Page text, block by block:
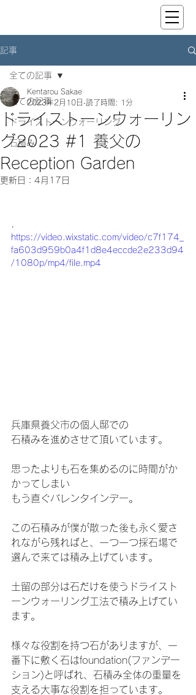
記事
全ての記事
ドライストーンウォーリング
石積み
全ての記事
ドライストーンウォーリン
グ2023 #1 養父の
Reception Garden
Kentarou Sakae
2023年2月10日 読了時間: 1分
更新日： 4月17日
https://video.wixstatic.com/video/c7f174_
fa603d959b0a4f1d8e4eccde2e233d94
/1080p/mp4/file.mp4
兵庫県養父市の個人邸での
石積みを進めさせて頂いています。
思ったよりも石を集めるのに時間がか
かってしまい
もう直ぐバレンタインデー。
この石積みが僕が散った後も永く愛さ
れながら残ればと、一つ一つ採石場で
選んで来ては積み上げています。
土留の部分は石だけを使うドライスト
ーンウォーリング工法で積み上げてい
ます。
様々な役割を持つ石がありますが、一
番下に敷く石はfoundation(ファンデー
ション)と呼ばれ、石積み全体の重量を
支える大事な役割を担っています。